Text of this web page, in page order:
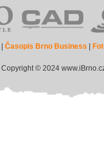
|Časopis Brno Business
Copyright © 2024